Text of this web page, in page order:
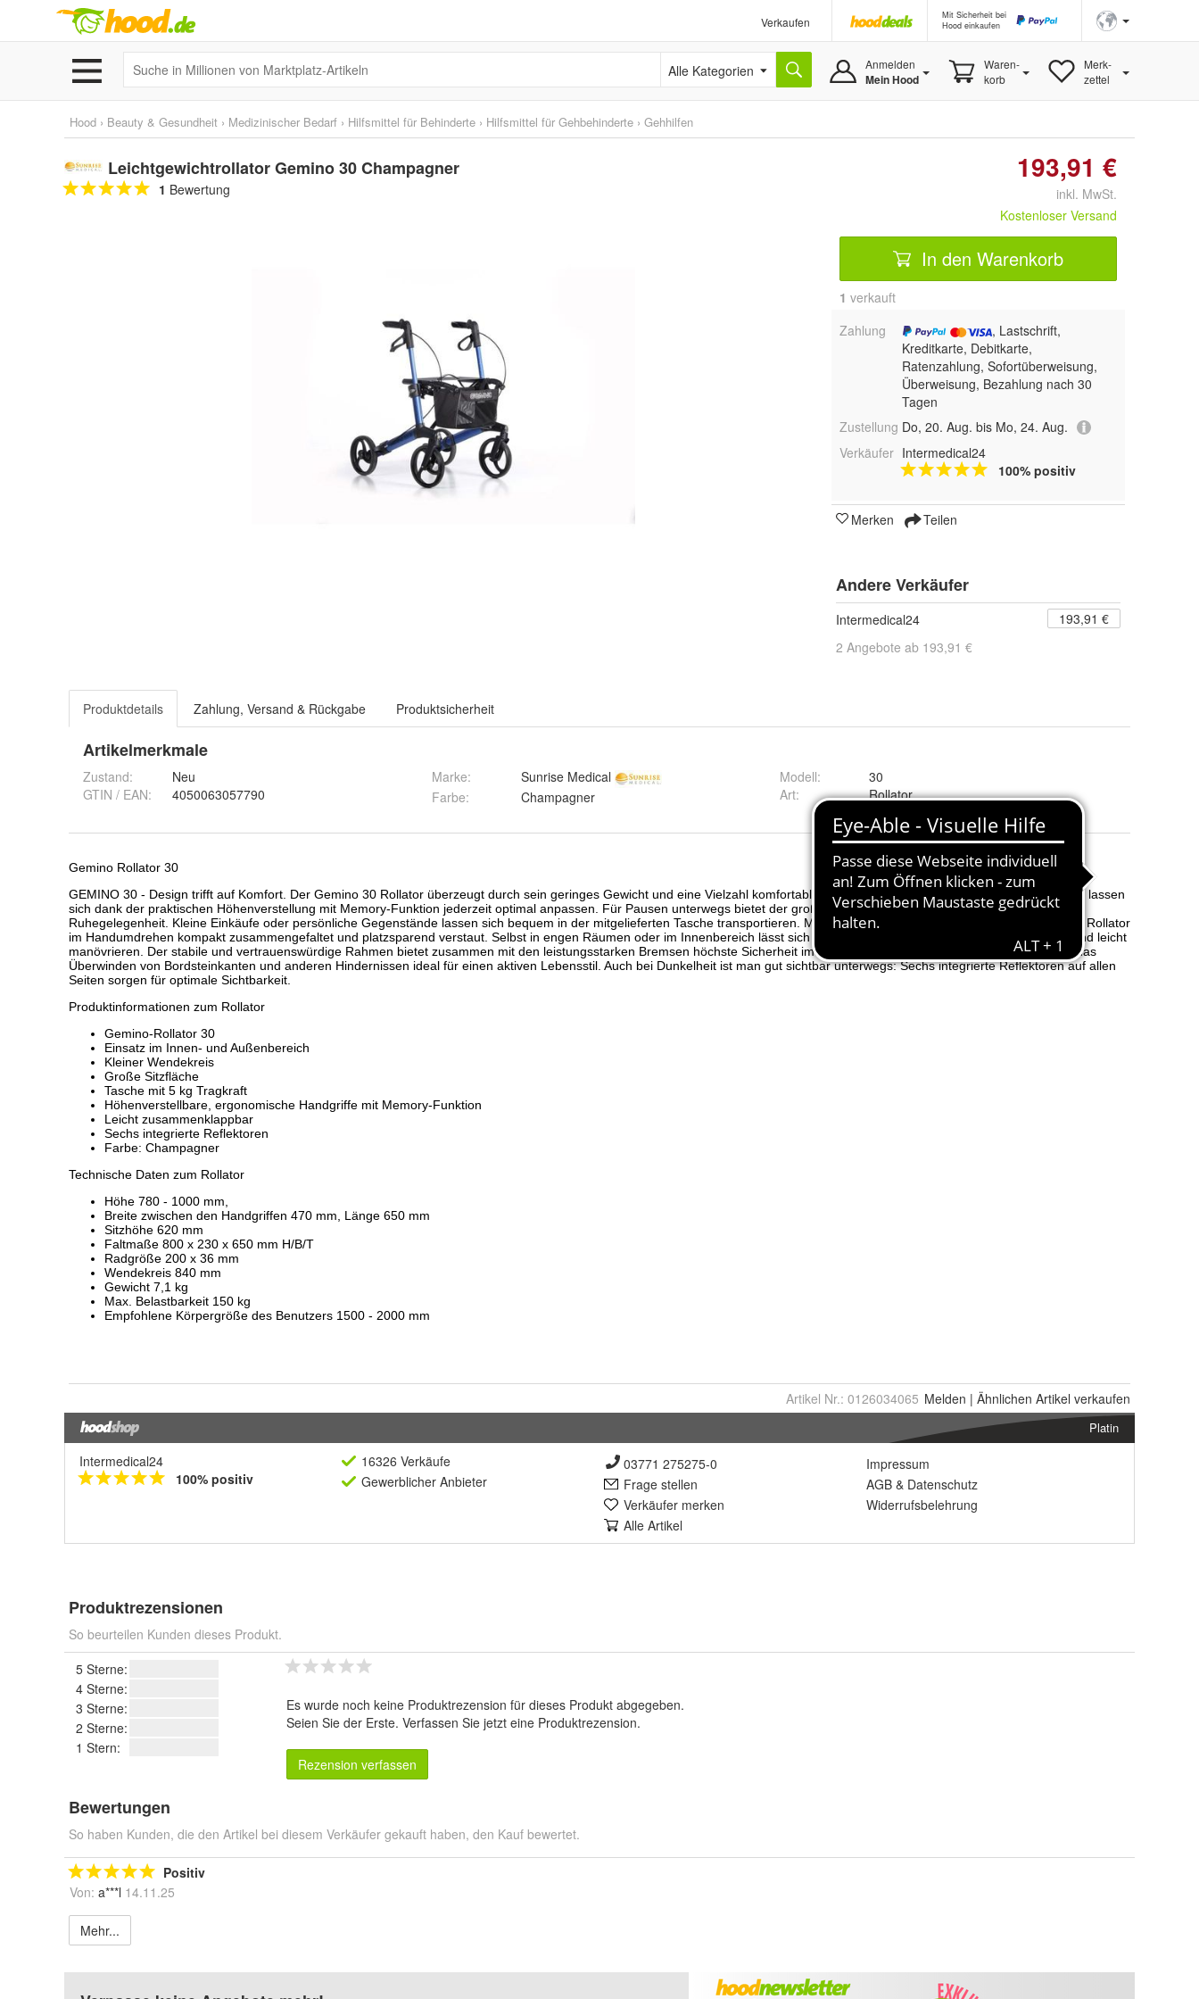
Verkaufen
Mit Sicherheit bei
Hood einkaufen
Alle Kategorien Anmelden
Mein Hood
Waren-
korb
Merk-
zettel
Hood › Beauty & Gesundheit › Medizinischer Bedarf › Hilfsmittel für Behinderte › Hilfsmittel für Gehbehinderte › Gehhilfen
Leichtgewichtrollator Gemino 30 Champagner
1 Bewertung
193,91 €
inkl. MwSt.
Kostenloser Versand
In den Warenkorb
1 verkauft
Zahlung
, Lastschrift,
Kreditkarte, Debitkarte,
Ratenzahlung, Sofortüberweisung,
Überweisung, Bezahlung nach 30
Tagen
Zustellung Do, 20. Aug. bis Mo, 24. Aug.
Verkäufer Intermedical24
100% positiv
Merken Teilen
Andere Verkäufer
Intermedical24
193,91 €
2 Angebote ab 193,91 €
Produktdetails Zahlung, Versand & Rückgabe Produktsicherheit
Artikelmerkmale
Zustand:
Neu
GTIN / EAN:
4050063057790
Marke:
Sunrise Medical
Farbe: Champagner
Modell:
30
Art: Rollator
Artikel Nr.: 0126034065 Melden | Ähnlichen Artikel verkaufen
Platin
Intermedical24
100% positiv
16326 Verkäufe
Gewerblicher Anbieter
03771 275275-0
Frage stellen
Verkäufer merken
Alle Artikel
Impressum
AGB & Datenschutz
Widerrufsbelehrung
Produktrezensionen
So beurteilen Kunden dieses Produkt.
5 Sterne:
4 Sterne:
3 Sterne:
2 Sterne:
1 Stern:
Es wurde noch keine Produktrezension für dieses Produkt abgegeben.
Seien Sie der Erste. Verfassen Sie jetzt eine Produktrezension.
Rezension verfassen
Bewertungen
So haben Kunden, die den Artikel bei diesem Verkäufer gekauft haben, den Kauf bewertet.
Positiv
Von: a***l 14.11.25
Mehr...